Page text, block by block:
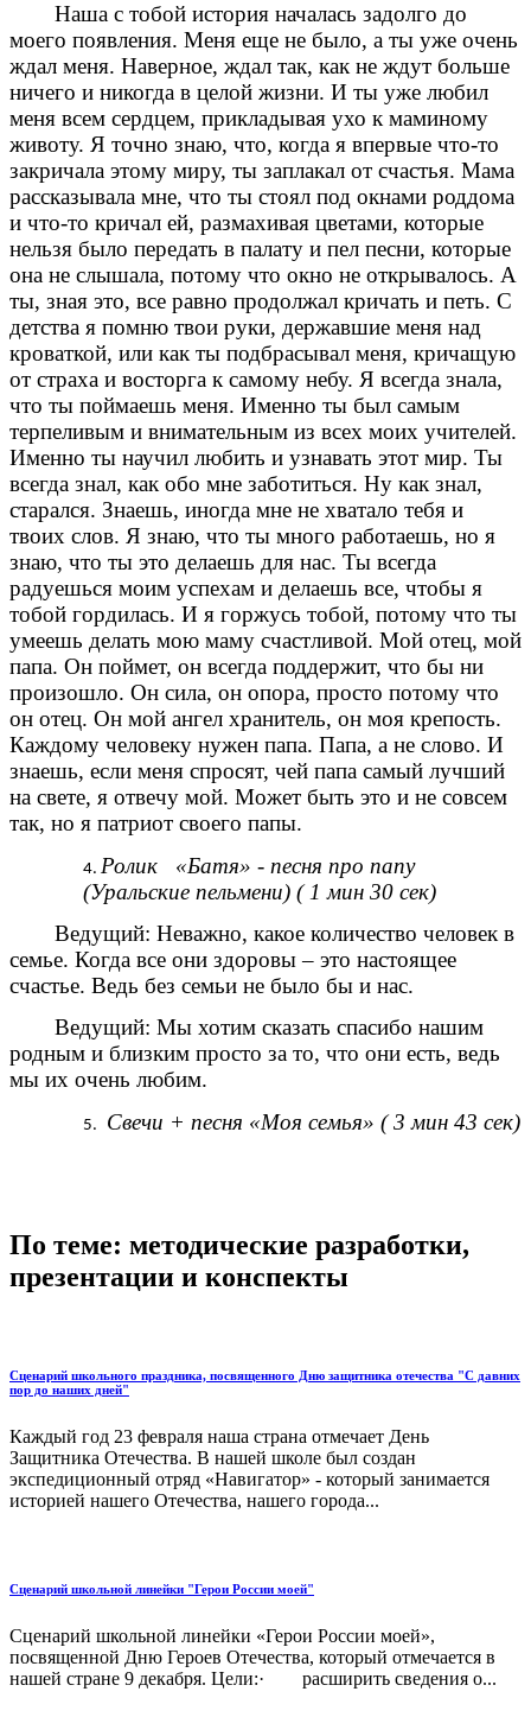
Наша с тобой история началась задолго до
моего появления. Меня еще не было, а ты уже очень
ждал меня. Наверное, ждал так, как не ждут больше
ничего и никогда в целой жизни. И ты уже любил
меня всем сердцем, прикладывая ухо к маминому
животу. Я точно знаю, что, когда я впервые что-то
закричала этому миру, ты заплакал от счастья. Мама
рассказывала мне, что ты стоял под окнами роддома
и что-то кричал ей, размахивая цветами, которые
нельзя было передать в палату и пел песни, которые
она не слышала, потому что окно не открывалось. А
ты, зная это, все равно продолжал кричать и петь. С
детства я помню твои руки, державшие меня над
кроваткой, или как ты подбрасывал меня, кричащую
от страха и восторга к самому небу. Я всегда знала,
что ты поймаешь меня. Именно ты был самым
терпеливым и внимательным из всех моих учителей.
Именно ты научил любить и узнавать этот мир. Ты
всегда знал, как обо мне заботиться. Ну как знал,
старался. Знаешь, иногда мне не хватало тебя и
твоих слов. Я знаю, что ты много работаешь, но я
знаю, что ты это делаешь для нас. Ты всегда
радуешься моим успехам и делаешь все, чтобы я
тобой гордилась. И я горжусь тобой, потому что ты
умеешь делать мою маму счастливой. Мой отец, мой
папа. Он поймет, он всегда поддержит, что бы ни
произошло. Он сила, он опора, просто потому что
он отец. Он мой ангел хранитель, он моя крепость.
Каждому человеку нужен папа. Папа, а не слово. И
знаешь, если меня спросят, чей папа самый лучший
на свете, я отвечу мой. Может быть это и не совсем
так, но я патриот своего папы.
Ролик «Батя» - песня про папу
(Уральские пельмени) ( 1 мин 30 сек)
Ведущий: Неважно, какое количество человек в
семье. Когда все они здоровы – это настоящее
счастье. Ведь без семьи не было бы и нас.
Ведущий: Мы хотим сказать спасибо нашим
родным и близким просто за то, что они есть, ведь
мы их очень любим.
Свечи + песня «Моя семья» ( 3 мин 43 сек)
По теме: методические разработки,
презентации и конспекты
Сценарий школьного праздника, посвященного Дню защитника отечества "С давних
пор до наших дней"
Каждый год 23 февраля наша страна отмечает День
Защитника Отечества. В нашей школе был создан
экспедиционный отряд «Навигатор» - который занимается
историей нашего Отечества, нашего города...
Сценарий школьной линейки "Герои России моей"
Сценарий школьной линейки «Герои России моей»,
посвященной Дню Героев Отечества, который отмечается в
нашей стране 9 декабря. Цели:· расширить сведения о...